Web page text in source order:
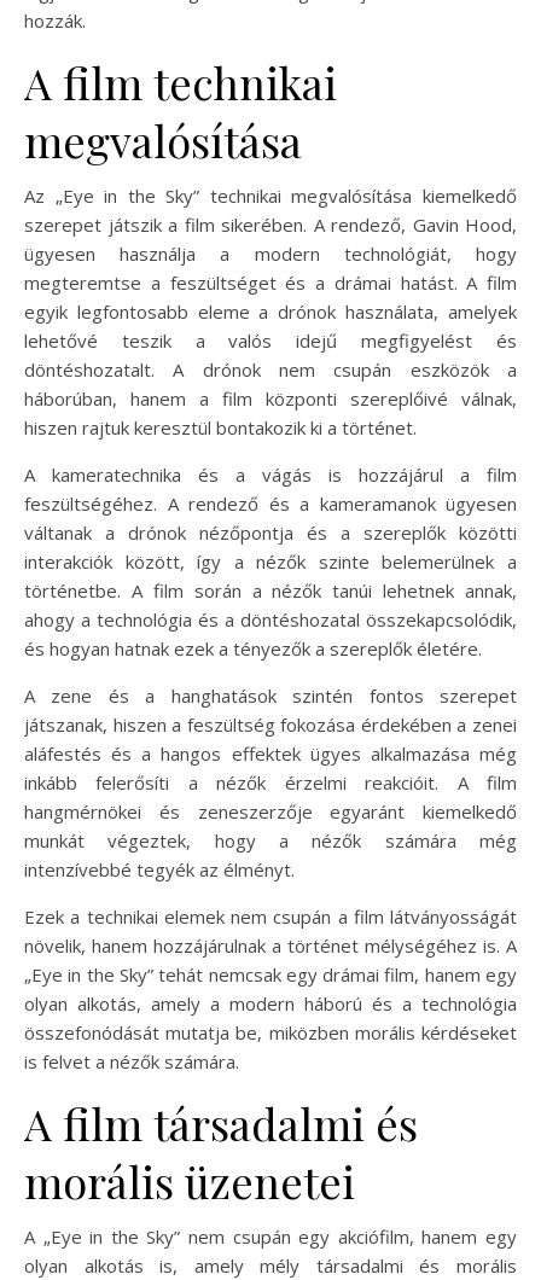
hozzák.
A film technikai
megvalósítása
Az „Eye in the Sky” technikai megvalósítása kiemelkedő
szerepet játszik a film sikerében. A rendező, Gavin Hood,
ügyesen használja a modern technológiát, hogy
megteremtse a feszültséget és a drámai hatást. A film
egyik legfontosabb eleme a drónok használata, amelyek
lehetővé teszik a valós idejű megfigyelést és
döntéshozatalt. A drónok nem csupán eszközök a
háborúban, hanem a film központi szereplőivé válnak,
hiszen rajtuk keresztül bontakozik ki a történet.
A kameratechnika és a vágás is hozzájárul a film
feszültségéhez. A rendező és a kameramanok ügyesen
váltanak a drónok nézőpontja és a szereplők közötti
interakciók között, így a nézők szinte belemerülnek a
történetbe. A film során a nézők tanúi lehetnek annak,
ahogy a technológia és a döntéshozatal összekapcsolódik,
és hogyan hatnak ezek a tényezők a szereplők életére.
A zene és a hanghatások szintén fontos szerepet
játszanak, hiszen a feszültség fokozása érdekében a zenei
aláfestés és a hangos effektek ügyes alkalmazása még
inkább felerősíti a nézők érzelmi reakcióit. A film
hangmérnökei és zeneszerzője egyaránt kiemelkedő
munkát végeztek, hogy a nézők számára még
intenzívebbé tegyék az élményt.
Ezek a technikai elemek nem csupán a film látványosságát
növelik, hanem hozzájárulnak a történet mélységéhez is. A
„Eye in the Sky” tehát nemcsak egy drámai film, hanem egy
olyan alkotás, amely a modern háború és a technológia
összefonódását mutatja be, miközben morális kérdéseket
is felvet a nézők számára.
A film társadalmi és
morális üzenetei
A „Eye in the Sky” nem csupán egy akciófilm, hanem egy
olyan alkotás is, amely mély társadalmi és morális